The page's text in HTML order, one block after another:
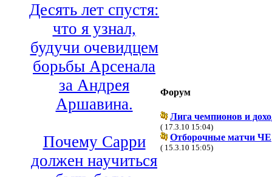
Десять лет спустя:
что я узнал,
будучи очевидцем
борьбы Арсенала
за Андрея
Аршавина.
Почему Сарри
должен научиться
Форум
Лига чемпионов и
( 17.3.10 15:04)
Отборочные матчи ЧЕ
( 15.3.10 15:05)